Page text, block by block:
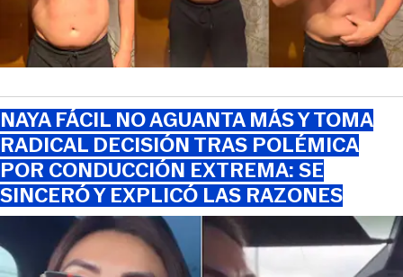
NAYA FÁCIL NO AGUANTA MÁS Y TOMA
RADICAL DECISIÓN TRAS POLÉMICA
POR CONDUCCIÓN EXTREMA: SE
SINCERÓ Y EXPLICÓ LAS RAZONES